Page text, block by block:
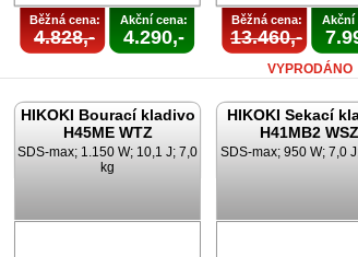
Běžná cena:
4.828,-
Akční cena:
4.290,-
Běžná cena:
13.460,-
Akční
VYPRODÁNO
HIKOKI Bourací kladivo
H45ME WTZ
SDS-max; 1.150 W; 10,1 J; 7,0
kg
HIKOKI Sekací
H41MB2 WSZ
SDS-max; 950 W; 7,0